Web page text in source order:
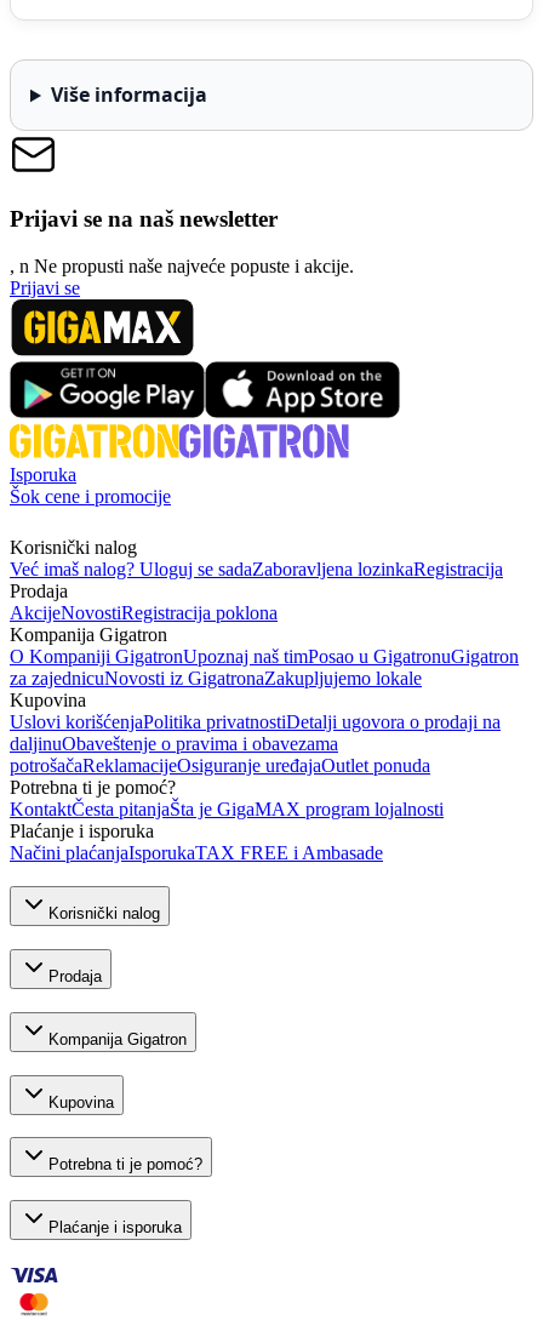
Više informacija
Prijavi se na naš newsletter
, n Ne propusti naše najveće popuste i akcije.
Prijavi se
Isporuka
Šok cene i promocije
Korisnički nalog
Već imaš nalog? Uloguj se sadaZaboravljena lozinkaRegistracija
Prodaja
AkcijeNovostiRegistracija poklona
Kompanija Gigatron
O Kompaniji GigatronUpoznaj naš timPosao u GigatronuGigatron
za zajednicuNovosti iz GigatronaZakupljujemo lokale
Kupovina
Uslovi korišćenjaPolitika privatnostiDetalji ugovora o prodaji na
daljinuObaveštenje o pravima i obavezama
potrošačaReklamacijeOsiguranje uređajaOutlet ponuda
Potrebna ti je pomoć?
KontaktČesta pitanjaŠta je GigaMAX program lojalnosti
Plaćanje i isporuka
Načini plaćanjaIsporukaTAX FREE i Ambasade
Korisnički nalog
Prodaja
Kompanija Gigatron
Kupovina
Potrebna ti je pomoć?
Plaćanje i isporuka